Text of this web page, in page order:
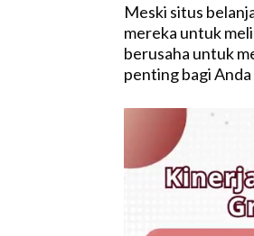
Meski situs
mereka untuk
berusaha untuk
penting bagi